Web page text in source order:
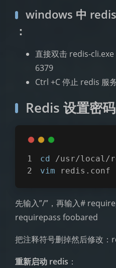
windows 中
：
直接双击 redis-
6379
Ctrl +C 停止 redis 服
Redis 设置密码
cd /usr/local/
vim redis.conf
先输入”/”，再输入#
requirepass foobared
把注释符号删掉然后修改
重新启动 redis ：